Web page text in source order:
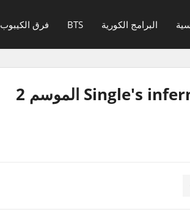
البرامج الكورية BTS فرق الكيبوب
برنامج جحيم العزاب Single's inferno الموسم 2